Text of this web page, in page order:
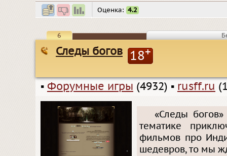
Оценка: 4.2
6
Следы богов 18+
▪ Форумные игры (4932) ▪ rusff.ru
«Следы
тематике
фильмов про
шедевров, то мы